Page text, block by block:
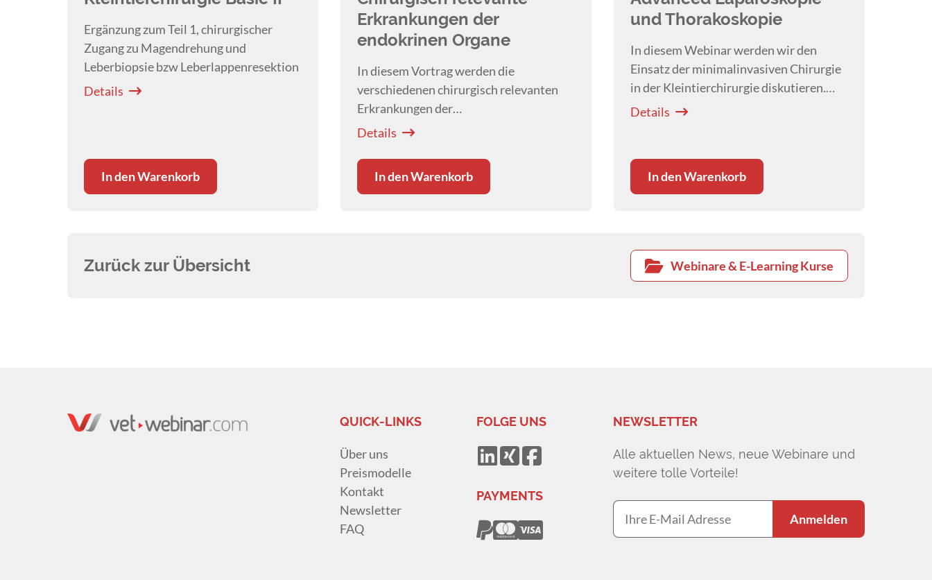
Ergänzung zum Teil 1, chirurgischer
Zugang zu Magendrehung und
Leberbiopsie bzw Leberlappenresektion
Details
In den Warenkorb
Erkrankungen der
endokrinen Organe
In diesem Vortrag werden die
verschiedenen chirurgisch relevanten
Erkrankungen der
Schilddrüse/Nebenschilddrüse, der
besprochen. Besondere Beachtung soll
jedoch nicht nur dem chirurgischen
Details
In den Warenkorb
und Thorakoskopie
In diesem Webinar werden wir den
Einsatz der minimalinvasiven Chirurgie
in der Kleintierchirurgie diskutieren.
Wir werden uns mit fortgeschrittenen
befassen.
Details
In den Warenkorb
Zurück zur Übersicht Webinare & E-Learning Kurse
QUICK-LINKS
Über uns
Preismodelle
Kontakt
Newsletter
FAQ
FOLGE UNS
PAYMENTS
NEWSLETTER
Alle aktuellen News, neue Webinare und
weitere tolle Vorteile!
Anmelden